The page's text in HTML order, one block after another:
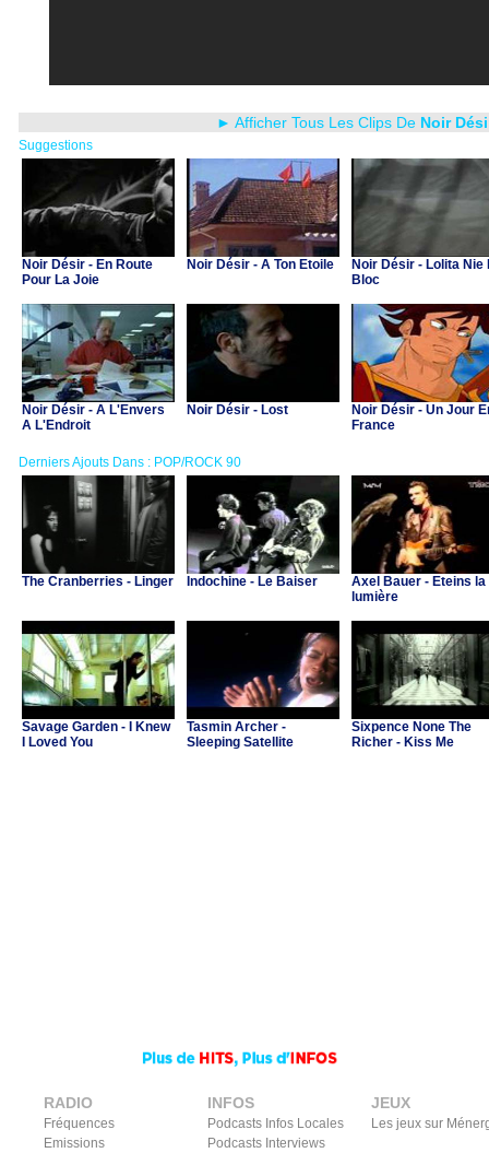
► Afficher Tous Les Clips De Noir
Suggestions
Noir Désir - En Route
Pour La Joie
Noir Désir - A Ton Etoile
Noir Désir - Lolita Nie
Bloc
Noir Désir - A L'Envers
A L'Endroit
Noir Désir - Lost
Noir Désir - Un Jour
France
Derniers Ajouts Dans : POP/ROCK 90
The Cranberries - Linger Indochine - Le Baiser
Axel Bauer - Eteins la
lumière
Savage Garden - I Knew
I Loved You
Tasmin Archer -
Sleeping Satellite
Sixpence None The
Richer - Kiss Me
RADIO
Fréquences
Emissions
INFOS
Podcasts Infos Locales
Podcasts Interviews
JEUX
Les jeux sur